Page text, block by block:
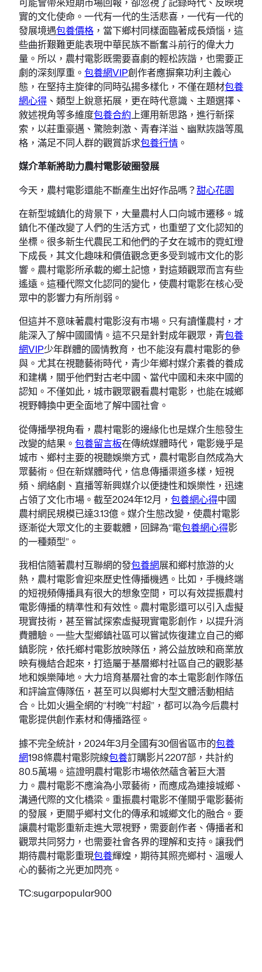
實的文化使命。一代有一代的生活悲喜，一代有一代的
發展境遇包養價格 ，當下鄉村同樣面臨著成長煩惱，這
些曲折艱難更能表現中華民族不斷奮斗前行的偉大力
量。所以，農村電影既需要喜劇的輕松詼諧，也需要正
劇的深刻厚重。 包養網VIP創作者應摒棄功利主義心
態，在堅持主旋律的同時弘揚多樣化，不僅在題材包養
網心得 、類型上銳意拓展，更在時代意識、主題選擇、
敘述視角等多維度包養合約上運用新思路，進行新探
索，以莊重豪邁、驚險刺激、青春洋溢、幽默詼諧等風
格，滿足不同人群的觀賞訴求包養行情 。
媒介革新將助力農村電影破圈發展
今天，農村電影還能不斷產生出好作品嗎？甜心花園
在新型城鎮化的背景下，大量農村人口向城市遷移。城
鎮化不僅改變了人們的生活方式，也重塑了文化認知的
坐標。很多新生代農民工和他們的子女在城市的霓虹燈
下成長，其文化趣味和價值觀念更多受到城市文化的影
響。農村電影所承載的鄉土記憶，對這類觀眾而言有些
遙遠。這種代際文化認同的變化，使農村電影在核心受
眾中的影響力有所削弱。
但這并不意味著農村電影沒有市場。只有讀懂農村，才
能深入了解中國國情。這不只是針對成年觀眾，青包養
網VIP少年群體的國情教育，也不能沒有農村電影的參
與。尤其在視聽藝術時代，青少年鄉村媒介素養的養成
和建構，關乎他們對古老中國、當代中國和未來中國的
認知。不僅如此，城市觀眾觀看農村電影，也能在城鄉
視野轉換中更全面地了解中國社會。
從傳播學視角看，農村電影的邊緣化也是媒介生態發生
改變的結果。 包養留言板在傳統媒體時代，電影幾乎是
城市、鄉村主要的視聽娛樂方式，農村電影自然成為大
眾藝術。但在新媒體時代，信息傳播渠道多樣，短視
頻、網絡劇、直播等新興媒介以便捷性和娛樂性，迅速
占領了文化市場。截至2024年12月， 包養網心得中國
農村網民規模已達3.13億。媒介生態改變，使農村電影
逐漸從大眾文化的主要載體，回歸為“電包養網心得影
的一種類型”。
我相信隨著農村互聯網的發包養網展和鄉村旅游的火
熱，農村電影會迎來歷史性傳播機遇。比如，手機終端
的短視頻傳播具有很大的想象空間，可以有效提振農村
電影傳播的精準性和有效性。農村電影還可以引入虛擬
現實技術，甚至嘗試探索虛擬現實電影創作，以提升消
費體驗。一些大型鄉鎮社區可以嘗試恢復建立自己的鄉
鎮影院，依托鄉村電影放映隊伍，將公益放映和商業放
映有機結合起來，打造屬于基層鄉村社區自己的觀影基
地和娛樂陣地。大力培育基層社會的本土電影創作隊伍
和評論宣傳隊伍，甚至可以與鄉村大型文體活動相結
合。比如火遍全網的“村晚”“村超”，都可以為今后農村
電影提供創作素材和傳播路徑。
據不完全統計，2024年3月全國有30個省區市的包養
網198條農村電影院線包養訂購影片2207部，共計約
80.5萬場。這證明農村電影市場依然蘊含著巨大潛
力。農村電影不應淪為小眾藝術，而應成為連接城鄉、
溝通代際的文化橋梁。重振農村電影不僅關乎電影藝術
的發展，更關乎鄉村文化的傳承和城鄉文化的融合。要
讓農村電影重新走進大眾視野，需要創作者、傳播者和
觀眾共同努力，也需要社會各界的理解和支持。讓我們
期待農村電影重現包養輝煌，期待其照亮鄉村、溫暖人
心的藝術之光更加閃亮。
TC:sugarpopular900